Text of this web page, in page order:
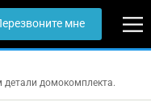
мне
детали домокомплекта.